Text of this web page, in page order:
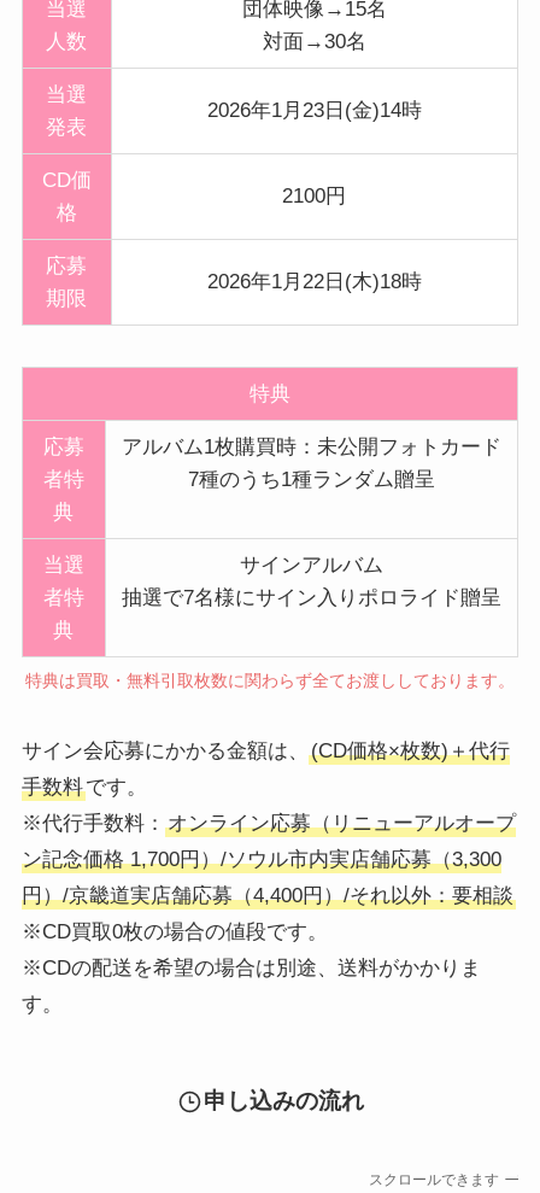
当選
人数
団体映像→15名
対面→30名
当選
発表
2026年1月23日(金)14時
CD価
格
2100円
応募
期限
2026年1月22日(木)18時
特典
応募
者特
典
アルバム1枚購買時：未公開フォトカード
7種のうち1種ランダム贈呈
当選
者特
典
サインアルバム
抽選で7名様にサイン入りポロライド贈呈
特典は買取・無料引取枚数に関わらず全てお渡ししております。
サイン会応募にかかる金額は、
(CD価格×枚数)＋代行
手数料です。
※代行手数料： オンライン応募（リニューアルオープ
ン記念価格 1,700円）/ソウル市内実店舗応募（3,300
円）/京畿道実店舗応募（4,400円）/それ以外：要相談
※CD買取0枚の場合の値段です。
※CDの配送を希望の場合は別途、送料がかかりま
す。
申し込みの流れ
スクロールできます